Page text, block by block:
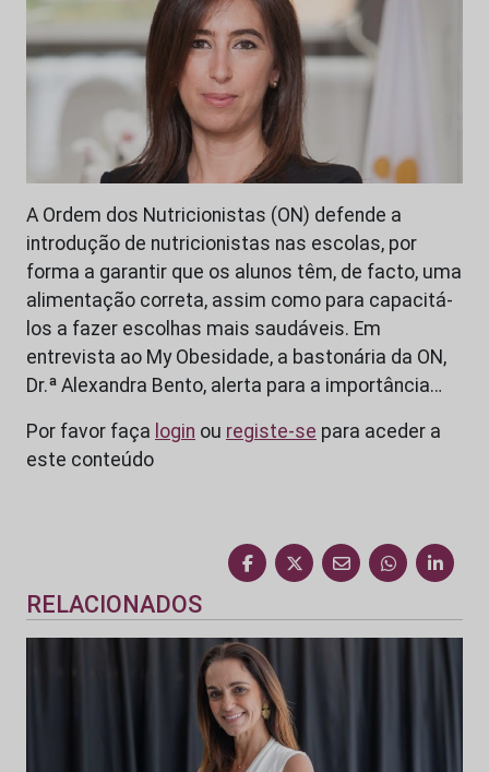
A Ordem dos Nutricionistas (ON) defende a
introdução de nutricionistas nas escolas, por
forma a garantir que os alunos têm, de facto, uma
alimentação correta, assim como para capacitá-
los a fazer escolhas mais saudáveis. Em
entrevista ao My Obesidade, a bastonária da ON,
Dr.ª Alexandra Bento, alerta para a importância…
Por favor faça login ou registe-se para aceder a
este conteúdo
RELACIONADOS